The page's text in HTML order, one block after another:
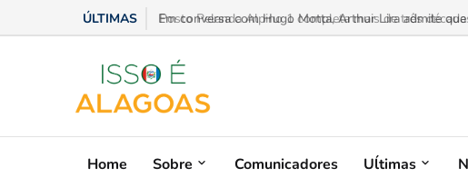
ÚLTIMAS Em conversa com Hugo Motta, Arthur Lira admite que
Home Sobre Comunicadores Uĺtimas